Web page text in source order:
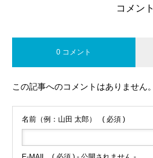
コメント
0 コメント
この記事へのコメントはありません。
名前（例：山田 太郎） ( 必須 )